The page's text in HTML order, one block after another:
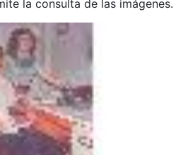
la consulta de las imágenes.